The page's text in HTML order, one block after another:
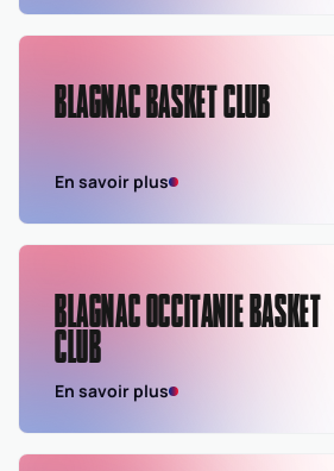
BLAGNAC BASKET CLUB
En savoir plus
BLAGNAC OCCITANIE BASKET
CLUB
En savoir plus